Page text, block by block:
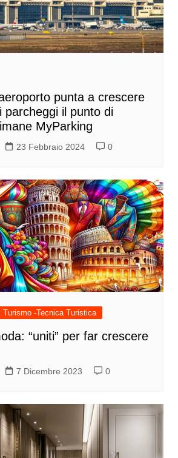
punta a crescere
parcheggi il punto di
MyParking
23 Febbraio 2024 0
Turismo -Tecnica Turistica
“uniti” per far crescere
7 Dicembre 2023 0